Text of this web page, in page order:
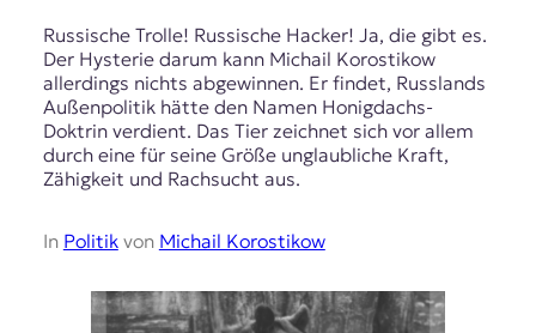
Russische Trolle! Russische Hacker! Ja, die gibt es.
Der Hysterie darum kann Michail Korostikow
allerdings nichts abgewinnen. Er findet, Russlands
Außenpolitik hätte den Namen Honigdachs-
Doktrin verdient. Das Tier zeichnet sich vor allem
durch eine für seine Größe unglaubliche Kraft,
Zähigkeit und Rachsucht aus.
In Politikvon Michail Korostikow